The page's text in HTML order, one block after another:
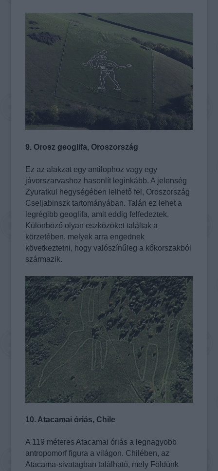
9. Orosz geoglifa, Oroszország
Ez az alakzat egy antilophoz vagy egy
jávorszarvashoz hasonlít leginkább. A jelenség
Zyuratkul hegységében lelhető fel, Oroszország
Cseljabinszk tartományában. Talán ez lehet a
legrégibb geoglifa, amit eddig felfedeztek.
Különböző olyan eszközöket találtak a
körzetében, melyek arra engednek
következtetni, hogy valószínűleg a kőkorszakból
származik.
10. Atacamai óriás, Chile
A 119 méteres Atacamai óriás a legnagyobb
antropomorf figura a világon. Chilében, az
Atacama-sivatagban található, mely Földünk